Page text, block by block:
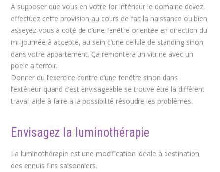
A supposer que vous en votre for intérieur le domaine devez,
effectuez cette provision au cours de fait la naissance ou bien
asseyez-vous à coté de d’une fenêtre orientée en direction du
mi-journée à accepte, au sein d’une cellule de standing sinon
dans votre appartement. Ça remontera un vitrine avec un
poele a terroir.
Donner du l’exercice contre d’une fenêtre sinon dans
l’extérieur quand c’est envisageable se trouve être la différent
travail aide à faire a la possibilité résoudre les problèmes.
Envisagez la luminothérapie
La luminothérapie est une modification idéale à destination
des ennuis fins saisonniers.